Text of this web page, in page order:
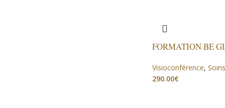
FORMATION BE
Visioconférence,
€